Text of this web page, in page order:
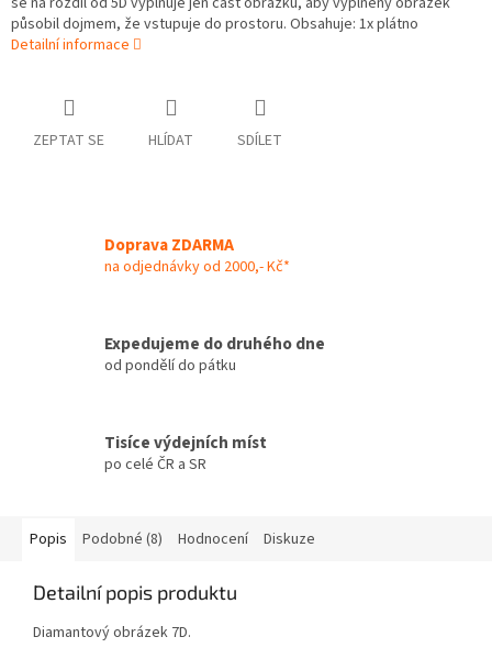
působil dojmem, že vstupuje do prostoru. Obsahuje: 1x plátno
Detailní informace
ZEPTAT SE HLÍDAT SDÍLET
Doprava ZDARMA
na odjednávky od 2000,- Kč*
Expedujeme do druhého dne
od pondělí do pátku
Tisíce výdejních míst
po celé ČR a SR
Popis Podobné (8) Hodnocení Diskuze
Detailní popis produktu
Diamantový obrázek 7D.